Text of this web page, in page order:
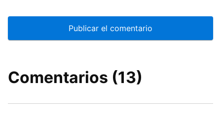
Comentarios (13)